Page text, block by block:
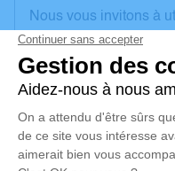
Nous vous invitons à
vos condoléances,
une anecdote ou
poèmes ou des
d'expression dédié à
CHIRONI.